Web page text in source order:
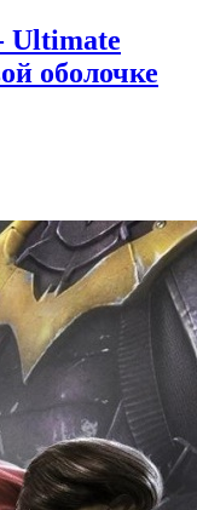
Ultimate
оболочке